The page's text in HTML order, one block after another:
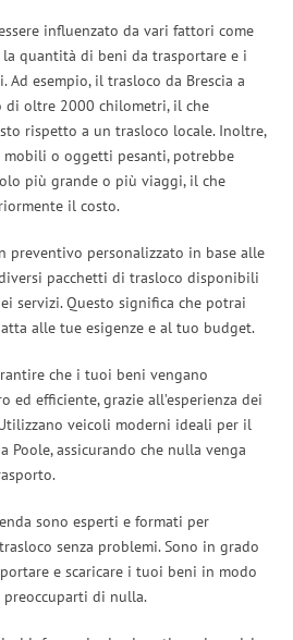
influenzato da vari fattori come
la quantità di beni da trasportare e i
esempio, il trasloco da Brescia a
di oltre 2000 chilometri, il che
rispetto a un trasloco locale. Inoltre,
o oggetti pesanti, potrebbe
più grande o più viaggi, il che
il costo.
preventivo personalizzato in base alle
pacchetti di trasloco disponibili
servizi. Questo significa che potrai
alle tue esigenze e al tuo budget.
che i tuoi beni vengano
ed efficiente, grazie all’esperienza dei
veicoli moderni ideali per il
Poole, assicurando che nulla venga
sono esperti e formati per
senza problemi. Sono in grado
e scaricare i tuoi beni in modo
di nulla.